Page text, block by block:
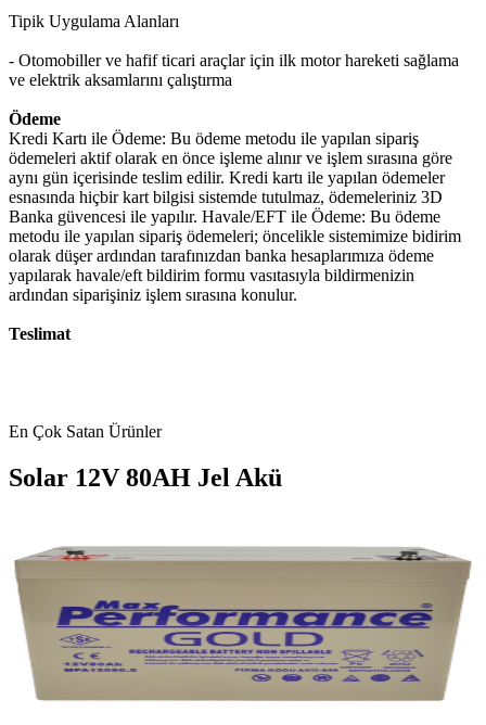
Tipik Uygulama Alanları
- Otomobiller ve hafif ticari araçlar için ilk motor hareketi sağlama
ve elektrik aksamlarını çalıştırma
Ödeme
Kredi Kartı ile Ödeme: Bu ödeme metodu ile yapılan sipariş
ödemeleri aktif olarak en önce işleme alınır ve işlem sırasına göre
aynı gün içerisinde teslim edilir. Kredi kartı ile yapılan ödemeler
esnasında hiçbir kart bilgisi sistemde tutulmaz, ödemeleriniz 3D
Banka güvencesi ile yapılır. Havale/EFT ile Ödeme: Bu ödeme
metodu ile yapılan sipariş ödemeleri; öncelikle sistemimize bidirim
olarak düşer ardından tarafınızdan banka hesaplarımıza ödeme
yapılarak havale/eft bildirim formu vasıtasıyla bildirmenizin
ardından siparişiniz işlem sırasına konulur.
Teslimat
En Çok Satan Ürünler
Solar 12V 80AH Jel Akü